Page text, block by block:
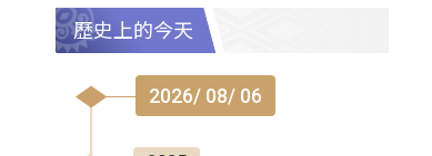
歷史上的今天
2026/ 08/ 06